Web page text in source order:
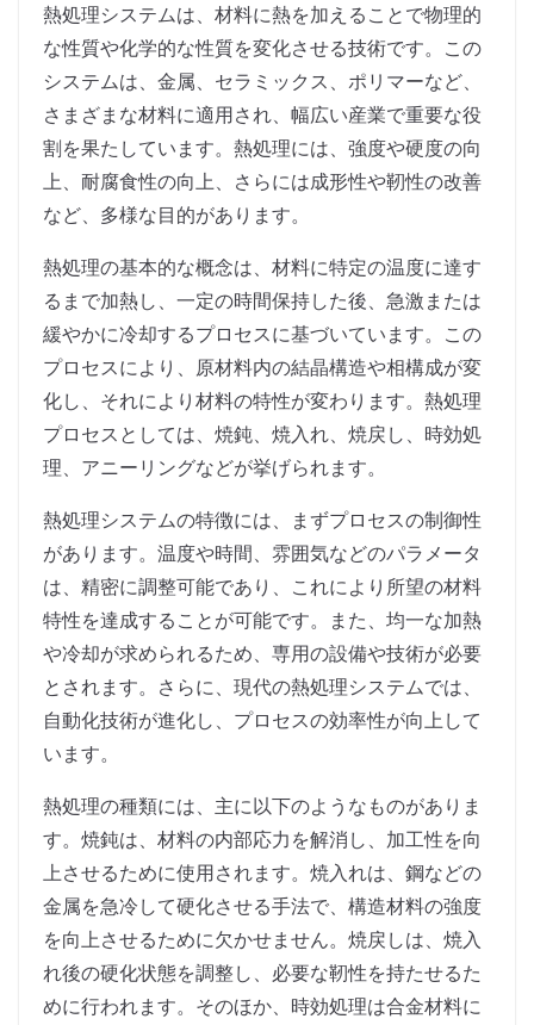
熱処理システムは、材料に熱を加えることで物理的
な性質や化学的な性質を変化させる技術です。この
システムは、金属、セラミックス、ポリマーなど、
さまざまな材料に適用され、幅広い産業で重要な役
割を果たしています。熱処理には、強度や硬度の向
上、耐腐食性の向上、さらには成形性や靭性の改善
など、多様な目的があります。
熱処理の基本的な概念は、材料に特定の温度に達す
るまで加熱し、一定の時間保持した後、急激または
緩やかに冷却するプロセスに基づいています。この
プロセスにより、原材料内の結晶構造や相構成が変
化し、それにより材料の特性が変わります。熱処理
プロセスとしては、焼鈍、焼入れ、焼戻し、時効処
理、アニーリングなどが挙げられます。
熱処理システムの特徴には、まずプロセスの制御性
があります。温度や時間、雰囲気などのパラメータ
は、精密に調整可能であり、これにより所望の材料
特性を達成することが可能です。また、均一な加熱
や冷却が求められるため、専用の設備や技術が必要
とされます。さらに、現代の熱処理システムでは、
自動化技術が進化し、プロセスの効率性が向上して
います。
熱処理の種類には、主に以下のようなものがありま
す。焼鈍は、材料の内部応力を解消し、加工性を向
上させるために使用されます。焼入れは、鋼などの
金属を急冷して硬化させる手法で、構造材料の強度
を向上させるために欠かせません。焼戻しは、焼入
れ後の硬化状態を調整し、必要な靭性を持たせるた
めに行われます。そのほか、時効処理は合金材料に